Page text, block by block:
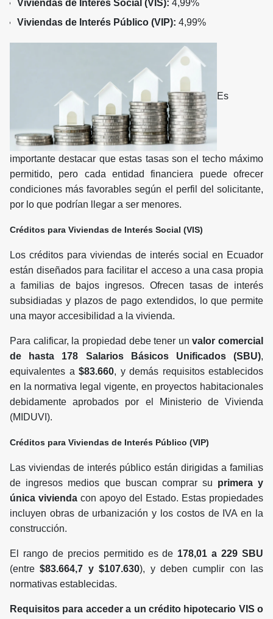
Viviendas de Interés Social (VIS): 4,99%
Viviendas de Interés Público (VIP): 4,99%
Es
importante destacar que estas tasas son el techo máximo
permitido, pero cada entidad financiera puede ofrecer
condiciones más favorables según el perfil del solicitante,
por lo que podrían llegar a ser menores.
Créditos para Viviendas de Interés Social (VIS)
Los créditos para viviendas de interés social en Ecuador
están diseñados para facilitar el acceso a una casa propia
a familias de bajos ingresos. Ofrecen tasas de interés
subsidiadas y plazos de pago extendidos, lo que permite
una mayor accesibilidad a la vivienda.
Para calificar, la propiedad debe tener unvalor comercial
de hasta 178 Salarios Básicos Unificados (SBU),
equivalentes a $83.660, y demás requisitos establecidos
en la normativa legal vigente, en proyectos habitacionales
debidamente aprobados por el Ministerio de Vivienda
(MIDUVI).
Créditos para Viviendas de Interés Público (VIP)
Las viviendas de interés público están dirigidas a familias
de ingresos medios que buscan comprar su primera y
única vivienda con apoyo del Estado. Estas propiedades
incluyen obras de urbanización y los costos de IVA en la
construcción.
El rango de precios permitido es de 178,01 a 229 SBU
(entre$83.664,7 y $107.630), y deben cumplir con las
normativas establecidas.
Requisitos para acceder a un crédito hipotecario VIS o